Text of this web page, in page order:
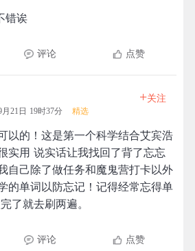
错诶
评论 点赞
月21日 19时37分 精选
+关注
以的！这是第一个科学结合艾宾浩
实用 说实话让我找回了背了忘忘
自己除了做任务和魔鬼营打卡以外
的单词以防忘记！记得经常忘得单
了就去刷两遍。
评论 点赞